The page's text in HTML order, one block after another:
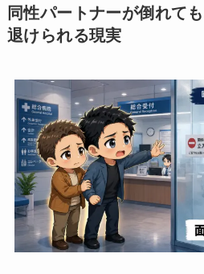
同性パートナーが倒れて
退けられる現実